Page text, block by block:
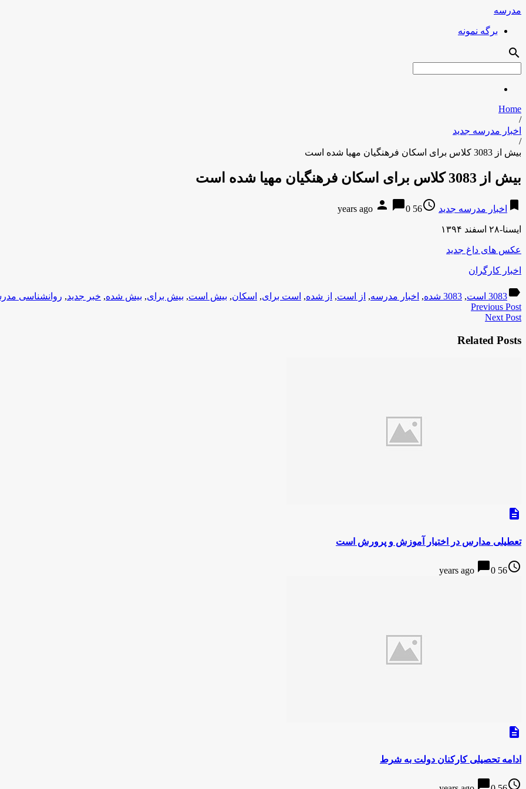
مدرسه
برگه نمونه
search
Home
/
اخبار مدرسه جدید
/
بیش از 3083 کلاس برای اسکان فرهنگیان مهیا شده است
بیش از 3083 کلاس برای اسکان فرهنگیان مهیا شده است
bookmark اخبار مدرسه جدید access_time
56 years ago
person chat_bubble0
ایسنا-۲۸ اسفند ۱۳۹۴
عکس های داغ جدید
اخبار کارگران
label3083 است , 3083 شده , اخبار مدرسه, از است, از شده, است برای, اسکان, بیش است, بیش برای, بیش شده, خبر جدید, روانشناسی
Previous Post
Next Post
Related Posts
description
تعطیلی مدارس در اختیار آموزش و پرورش است
access_time
56 years ago
chat_bubble0
description
ادامه تحصیلی کارکنان دولت به شرط
access_time
chat_bubble